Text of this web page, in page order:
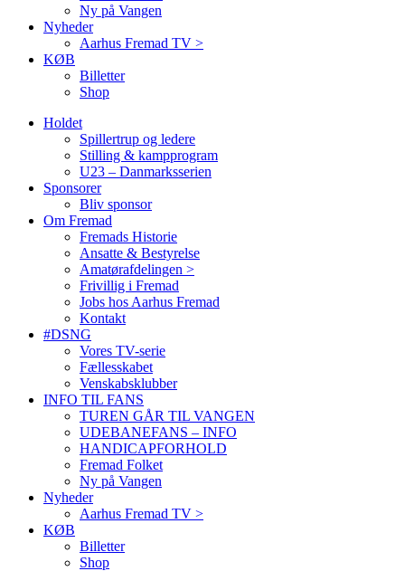
Ny på Vangen
Nyheder
Aarhus Fremad TV >
KØB
Billetter
Shop
Holdet
Spillertrup og ledere
Stilling & kampprogram
U23 – Danmarksserien
Sponsorer
Bliv sponsor
Om Fremad
Fremads Historie
Ansatte & Bestyrelse
Amatørafdelingen >
Frivillig i Fremad
Jobs hos Aarhus Fremad
Kontakt
#DSNG
Vores TV-serie
Fællesskabet
Venskabsklubber
INFO TIL FANS
TUREN GÅR TIL VANGEN
UDEBANEFANS – INFO
HANDICAPFORHOLD
Fremad Folket
Ny på Vangen
Nyheder
Aarhus Fremad TV >
KØB
Billetter
Shop